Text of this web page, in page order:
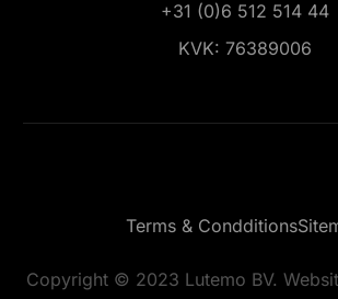
+31 (0)6 512 514 44
KVK: 76389006
Copyright © 2023 Lutemo BV.
Terms & Condditions